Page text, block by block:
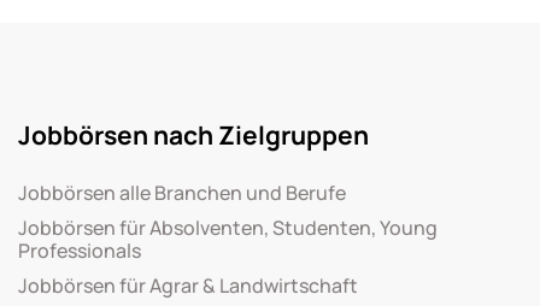
Jobbörsen nach Zielgruppen
Jobbörsen alle Branchen und Berufe
Jobbörsen für Absolventen, Studenten, Young
Professionals
Jobbörsen für Agrar & Landwirtschaft